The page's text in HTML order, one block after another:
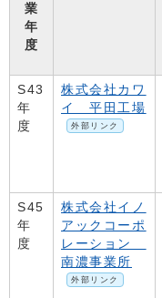
業
年
度
S43
年
度
株式会社カワ
イ 平田工場
外部リンク
S45
年
度
株式会社イノ
アックコーポ
レーション
南濃事業所
外部リンク